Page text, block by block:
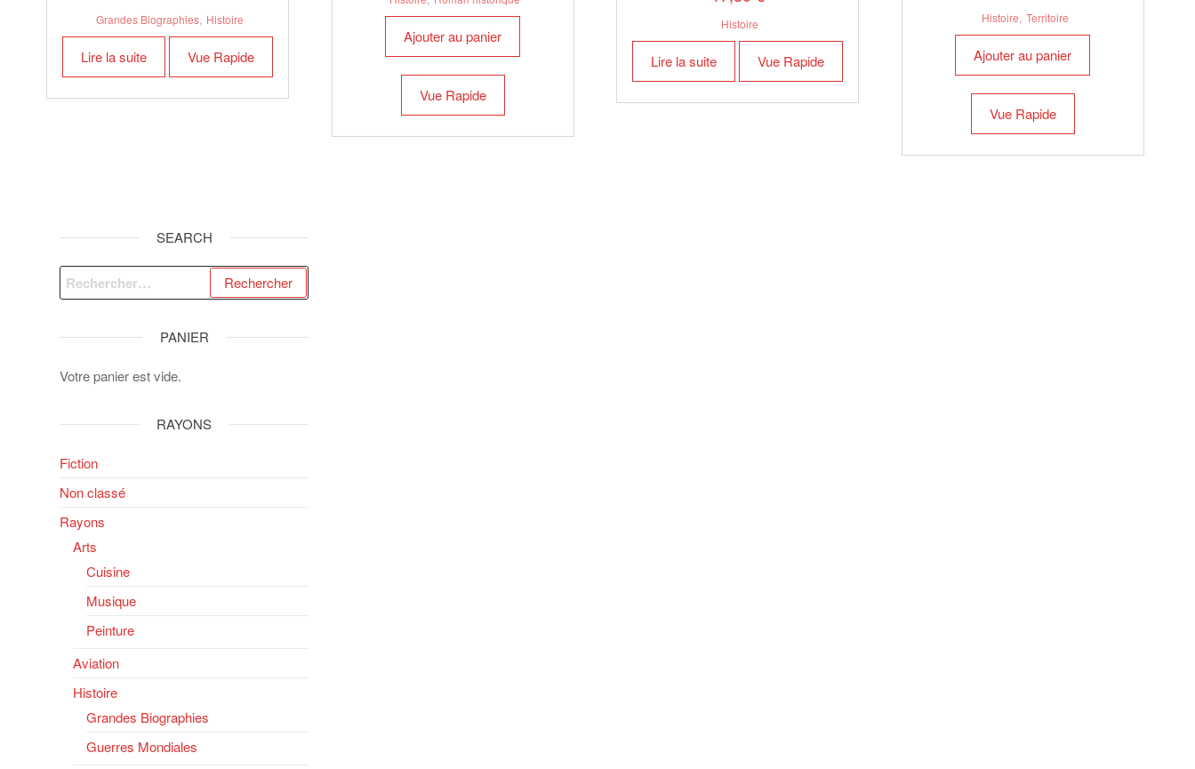
Grandes Biographies, Histoire
Lire la suite Vue Rapide
Ajouter au panier
Vue Rapide
Histoire
Lire la suite Vue Rapide
Histoire, Territoire
Ajouter au panier
Vue Rapide
SEARCH
Rechercher :
PANIER
Votre panier est vide.
RAYONS
Fiction
Non classé
Rayons
Arts
Cuisine
Musique
Peinture
Aviation
Histoire
Grandes Biographies
Guerres Mondiales